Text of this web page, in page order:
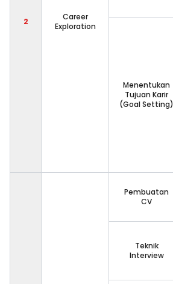
2
Career
Exploration
Menentukan
Tujuan Karir
(Goal Setting)
Pembuatan
CV
Teknik
Interview